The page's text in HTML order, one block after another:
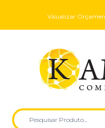
Visualizar